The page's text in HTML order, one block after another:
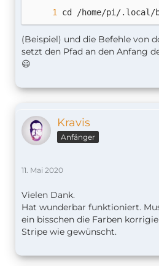
cd /home/pi/.local/
(Beispiel) und die Befehle von
setzt den Pfad an den Anfang
😃
Kravis
Anfänger
11. Mai 2020
Vielen Dank.
Hat wunderbar funktioniert.
ein bisschen die Farben
Stripe wie gewünscht.